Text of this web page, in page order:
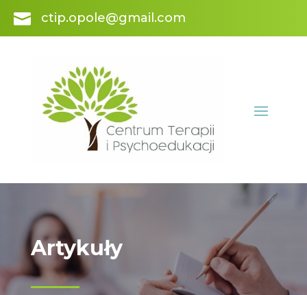
 ctip.opole@gmail.com
Artykuły